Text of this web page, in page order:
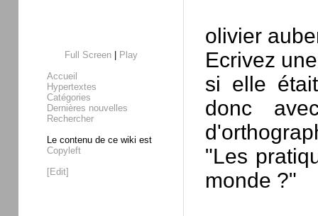
Full Screen|
Play
Accueil
Hypertextes
Catégories
Dernières nouvelles
Rechercher
Le contenu de ce wiki est
Copyleft
[Edit]
olivier
Ecrivez
si elle
donc
"Les
monde ?"